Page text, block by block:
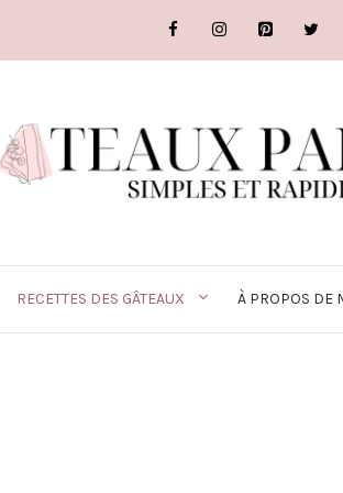
RECETTES DES GÂTEAUX À PROPOS DE